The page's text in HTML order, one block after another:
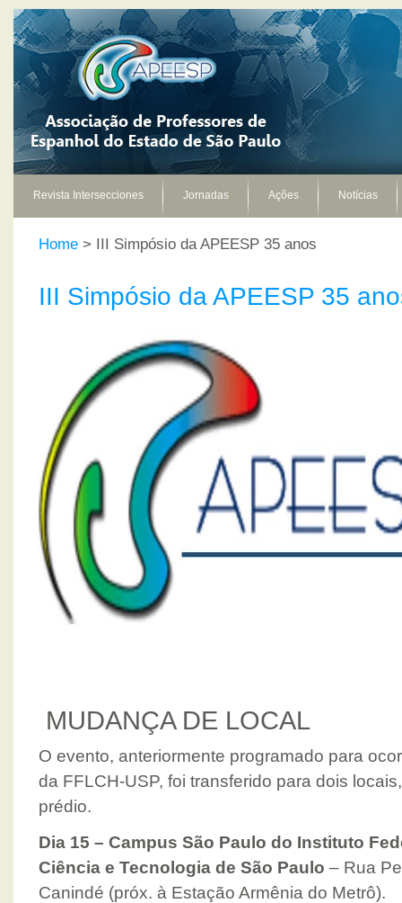
Revista Intersecciones Jornadas Ações Notícias
Home > III Simpósio da APEESP 35 anos
III Simpósio da APEESP 35
MUDANÇA DE LOCAL
O evento, anteriormente programado para
da FFLCH-USP, foi transferido para dois
prédio.
Dia 15 – Campus São Paulo do Instituto
Ciência e Tecnologia de São Paulo – Rua
Canindé (próx. à Estação Armênia do Metrô).